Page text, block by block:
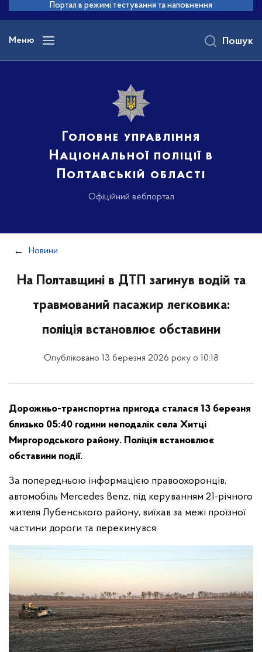
основного
вмісту
Портал в режимі тестування та наповнення
Меню
Головне управління
Національної поліції в
Полтавській області
Офіційний вебпортал
Пошук
Новини
На Полтавщині в ДТП загинув водій та
травмований пасажир легковика:
поліція встановлює обставини
Опубліковано 13 березня 2026 року о 10:18
Дорожньо-транспортна пригода сталася 13 березня
близько 05:40 години неподалік села Хитці
Миргородського району. Поліція встановлює
обставини події.
За попередньою інформацією правоохоронців,
автомобіль Mercedes Benz, під керуванням 21-річного
жителя Лубенського району, виїхав за межі проїзної
частини дороги та перекинувся.